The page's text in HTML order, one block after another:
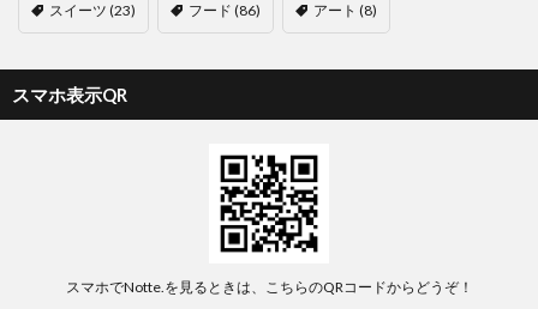
スイーツ (23) フード (86) アート (8)
スマホ表示QR
スマホでNotte.を見るときは、こちらのQRコードからどうぞ！